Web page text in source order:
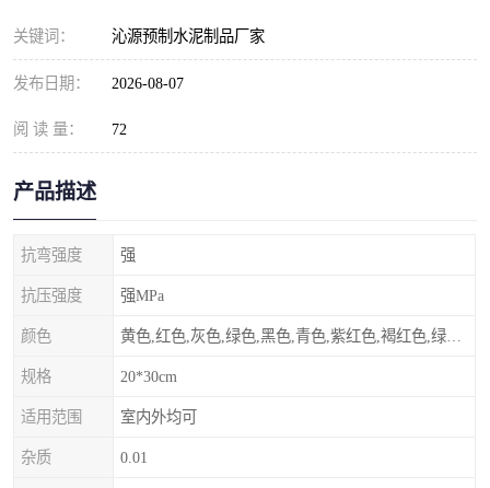
关键词： 沁源预制水泥制品厂家
发布日期： 2026-08-07
阅 读 量： 72
产品描述
抗弯强度 强
抗压强度 强MPa
颜色
规格 20*30cm
适用范围 室内外均可
杂质 0.01